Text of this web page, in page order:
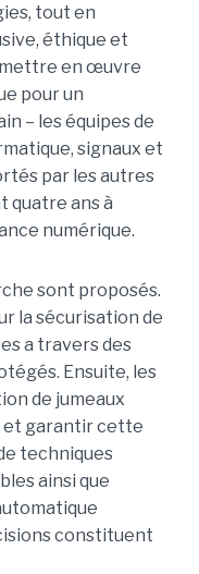
tout en
éthique et
mettre en œuvre
pour un
– les équipes de
signaux et
par les autres
quatre ans à
numérique.
sont proposés.
la sécurisation de
a travers des
Ensuite, les
de jumeaux
et garantir cette
techniques
ainsi que
constituent